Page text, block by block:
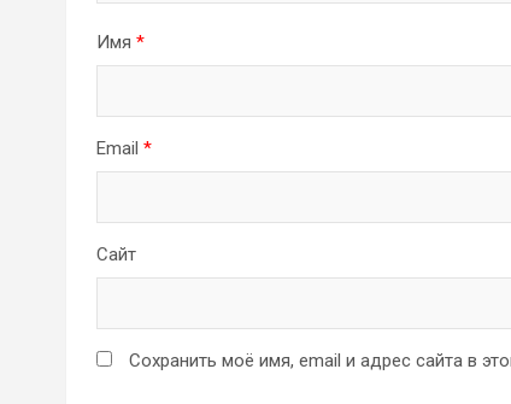
Имя *
Email *
Сайт
Сохранить моё имя, email и адрес сайта в